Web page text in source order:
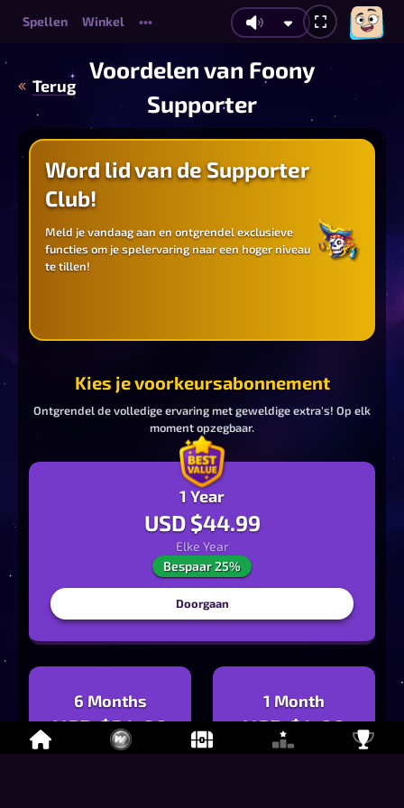
Spellen Winkel •••
Terug
Voordelen van Foony
Supporter
Word lid van de Supporter
Club!
Meld je vandaag aan en ontgrendel exclusieve
functies om je spelervaring naar een hoger niveau
te tillen!
Kies je voorkeursabonnement
Ontgrendel de volledige ervaring met geweldige extra's! Op elk
moment opzegbaar.
1 Year
USD $44.99
Elke Year
Bespaar 25%
Doorgaan
6 Months
USD $24.99
Elke6 Months
1 Month
USD $4.99
ElkeMonth